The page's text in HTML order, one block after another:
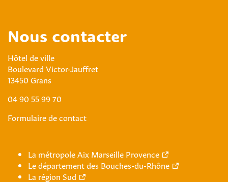
Nous contacter
Hôtel de ville
Boulevard Victor-Jauffret
13450 Grans
04 90 55 99 70
Formulaire de contact
La métropole Aix Marseille Provence
Le département des Bouches-du-Rhône
La région Sud